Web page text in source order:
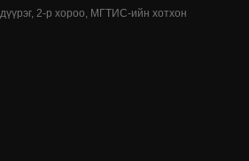
2-р хороо, МГТИС-ийн хотхон